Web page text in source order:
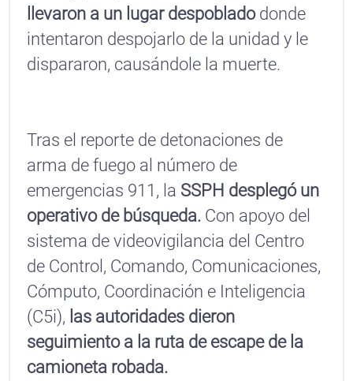
llevaron a un lugar despobladodonde
intentaron despojarlo de la unidad y le
dispararon, causándole la muerte.
Tras el reporte de detonaciones de
arma de fuego al número de
emergencias 911, la SSPH desplegó un
operativo de búsqueda. Con apoyo del
sistema de videovigilancia del Centro
de Control, Comando, Comunicaciones,
Cómputo, Coordinación e Inteligencia
(C5i), las autoridades dieron
seguimiento a la ruta de escape de la
camioneta robada.